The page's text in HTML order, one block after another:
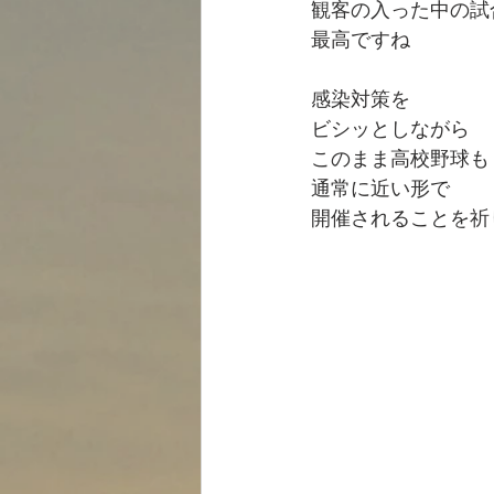
観客の入った中の
最高ですね
感染対策を
ビシッとしながら
このまま高校野球も
通常に近い形で
開催されることを